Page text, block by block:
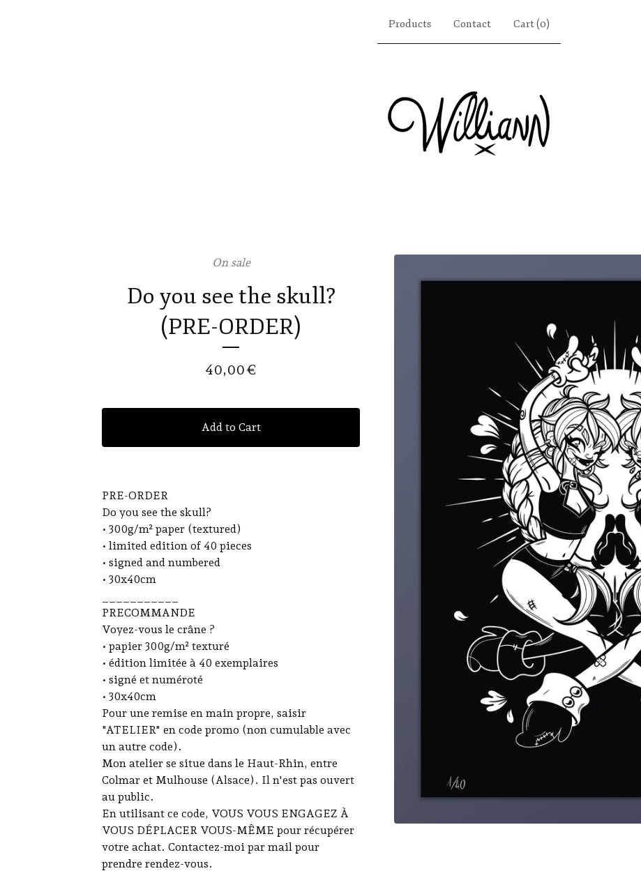
Products Contact Cart (0)
On sale
Do you see the skull?
(PRE-ORDER)
40,00€
Add to Cart
PRE-ORDER
Do you see the skull?
• 300g/m² paper (textured)
• limited edition of 40 pieces
• signed and numbered
• 30x40cm
PRECOMMANDE
Voyez-vous le crâne ?
• papier 300g/m² texturé
• édition limitée à 40 exemplaires
• signé et numéroté
• 30x40cm
Pour une remise en main propre, saisir
"ATELIER" en code promo (non cumulable avec
un autre code).
Mon atelier se situe dans le Haut-Rhin, entre
Colmar et Mulhouse (Alsace). Il n'est pas ouvert
au public.
En utilisant ce code, VOUS VOUS ENGAGEZ À
VOUS DÉPLACER VOUS-MÊME pour récupérer
votre achat. Contactez-moi par mail pour
prendre rendez-vous.